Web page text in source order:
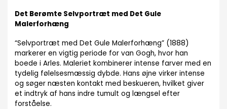
Det Berømte Selvportræt med Det Gule
Malerforhæng
“Selvportræt med Det Gule Malerforhæng” (1888)
markerer en vigtig periode for van Gogh, hvor han
boede i Arles. Maleriet kombinerer intense farver med en
tydelig følelsesmæssig dybde. Hans øjne virker intense
og søger næsten kontakt med beskueren, hvilket giver
et indtryk af hans indre tumult og længsel efter
forståelse.